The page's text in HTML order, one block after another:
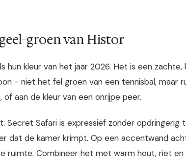
groen van Histor
hun kleur van het jaar 2026. Het is een
- niet het fel groen van een tennisbal, maar
aan de kleur van een onrijpe peer.
Secret Safari is expressief zonder opdringerig
dat de kamer krimpt. Op een accentwand
ruimte. Combineer het met warm hout, riet